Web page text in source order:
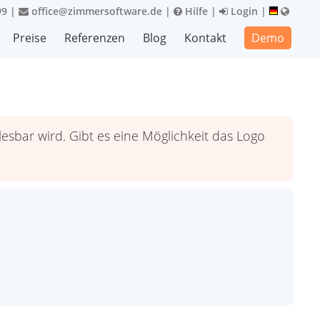
| office@zimmersoftware.de | Hilfe | Login |
Preise Referenzen Blog Kontakt Demo
wird. Gibt es eine Möglichkeit das Logo